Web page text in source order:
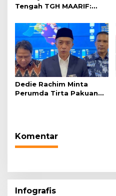
Tengah TGH MAARIF:
Abad Kedua NU”
Dedie Rachim Minta
Perumda Tirta Pakuan
Komentar
Infografis